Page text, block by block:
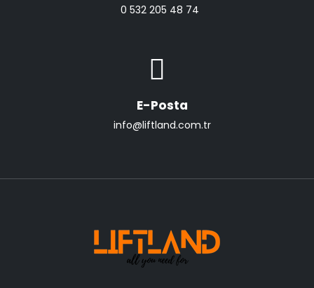
0 532 205 48 74
E-Posta
info@liftland.com.tr